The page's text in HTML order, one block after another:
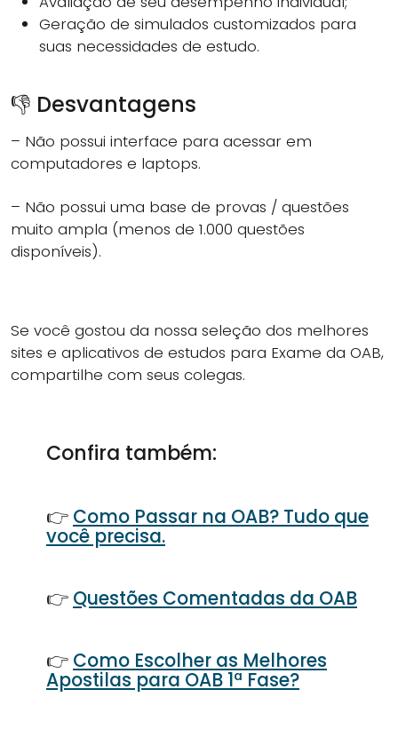
Geração de simulados customizados para
suas necessidades de estudo.
👎 Desvantagens
– Não possui interface para acessar em
computadores e laptops.
– Não possui uma base de provas / questões
muito ampla (menos de 1.000 questões
disponíveis).
Se você gostou da nossa seleção dos melhores
sites e aplicativos de estudos para Exame da OAB,
compartilhe com seus colegas.
Confira também:
👉 Como Passar na OAB? Tudo que
você precisa.
👉 Questões Comentadas da OAB
👉 Como Escolher as Melhores
Apostilas para OAB 1ª Fase?